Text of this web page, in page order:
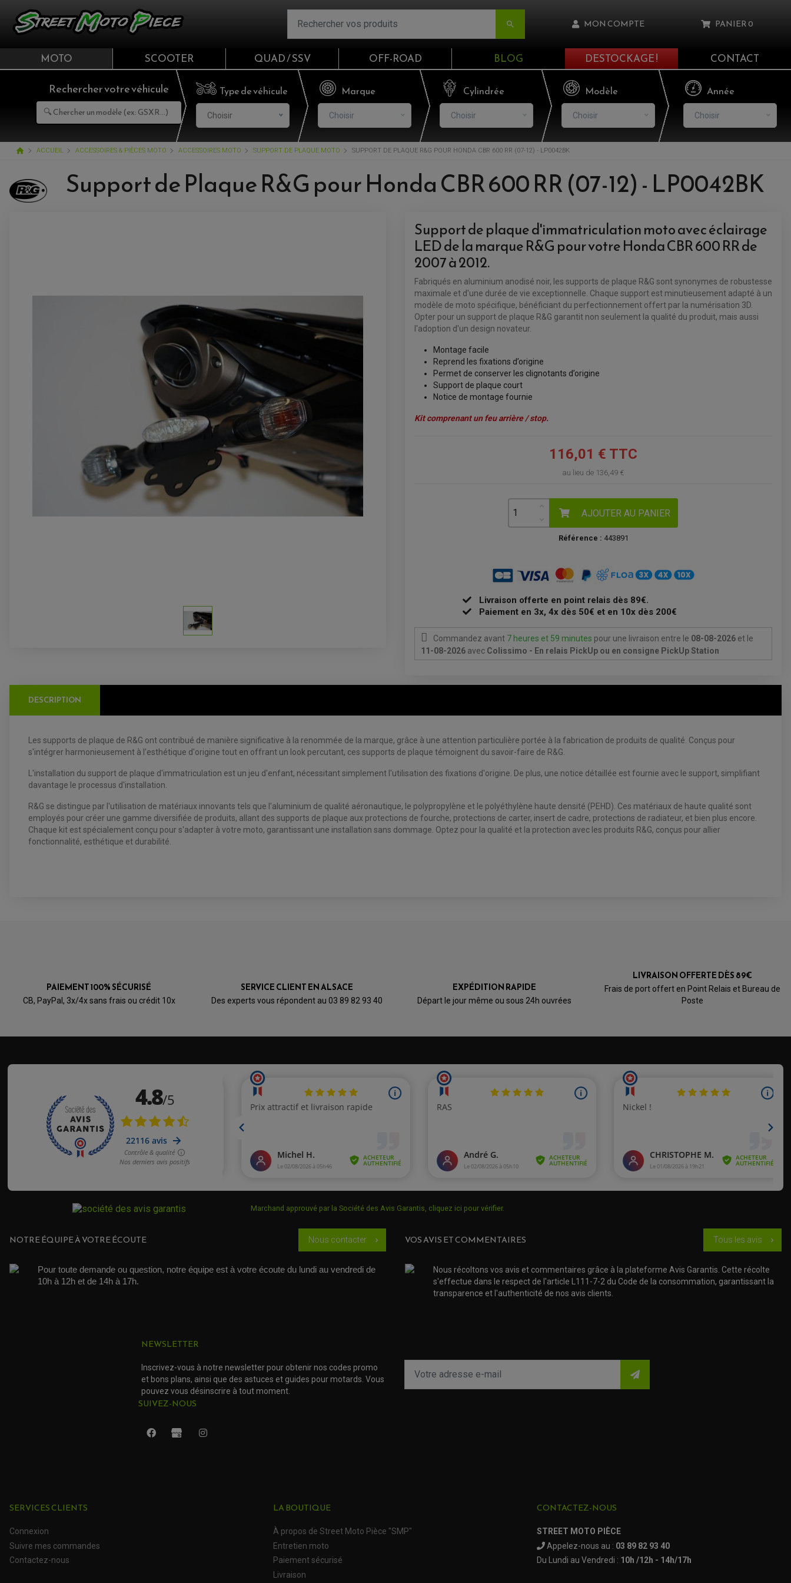
 MON COMPTE
Email
Mot de passe
CONNEXION
S'INSCRIRE
PANIER0
Il n'y a aucun produit dans votre panier
VOIR LE PANIER
MOTO SCOOTER QUAD / SSV OFF-ROAD BLOG DESTOCKAGE ! CONTACT
Rechercher votre véhicule Type de véhicule
Choisir
Marque
Choisir
Cylindrée
Choisir
Modèle
Choisir
Année
Choisir
home ACCUEIL ACCESSOIRES & PIÈCES MOTO ACCESSOIRES MOTO SUPPORT DE PLAQUE MOTO SUPPORT DE PLAQUE R&G POUR HONDA CBR 600 RR (07-12) - LP0042BK
Support de Plaque R&G pour Honda CBR 600 RR (07-12) - LP0042BK
Support de plaque d'immatriculation moto avec éclairage
LED de la marque R&G pour votre Honda CBR 600 RR de
2007 à 2012.
Fabriqués en aluminium anodisé noir, les supports de plaque R&G sont synonymes de robustesse
maximale et d'une durée de vie exceptionnelle. Chaque support est minutieusement adapté à un
modèle de moto spécifique, bénéficiant du perfectionnement offert par la numérisation 3D.
Opter pour un support de plaque R&G garantit non seulement la qualité du produit, mais aussi
l'adoption d'un design novateur.
Montage facile
Reprend les fixations d’origine
Permet de conserver les clignotants d’origine
Support de plaque court
Notice de montage fournie
Kit comprenant un feu arrière / stop.
116,01 € TTC
au lieu de 136,49 €
AJOUTER AU PANIER
Référence : 443891
Livraison offerte en point relais dès 89€.
Paiement en 3x, 4x dès 50€ et en 10x dès 200€
Commandez avant 7 heures et 59 minutes pour une livraison entre le 08-08-2026 et le
11-08-2026 avec Colissimo - En relais PickUp ou en consigne PickUp Station
DESCRIPTION
Les supports de plaque de R&G ont contribué de manière significative à la renommée de la marque, grâce à une attention particulière portée à la fabrication de produits de qualité. Conçus pour
s'intégrer harmonieusement à l'esthétique d'origine tout en offrant un look percutant, ces supports de plaque témoignent du savoir-faire de R&G.
L'installation du support de plaque d'immatriculation est un jeu d'enfant, nécessitant simplement l'utilisation des fixations d'origine. De plus, une notice détaillée est fournie avec le support, simplifiant
davantage le processus d'installation.
R&G se distingue par l'utilisation de matériaux innovants tels que l'aluminium de qualité aéronautique, le polypropylène et le polyéthylène haute densité (PEHD). Ces matériaux de haute qualité sont
employés pour créer une gamme diversifiée de produits, allant des supports de plaque aux protections de fourche, protections de carter, insert de cadre, protections de radiateur, et bien plus encore.
Chaque kit est spécialement conçu pour s'adapter à votre moto, garantissant une installation sans dommage. Optez pour la qualité et la protection avec les produits R&G, conçus pour allier
fonctionnalité, esthétique et durabilité.
PAIEMENT 100% SÉCURISÉ
CB, PayPal, 3x/4x sans frais ou crédit 10x
SERVICE CLIENT EN ALSACE
Des experts vous répondent au 03 89 82 93 40
EXPÉDITION RAPIDE
Départ le jour même ou sous 24h ouvrées
LIVRAISON OFFERTE DÈS 89€
Frais de port offert en Point Relais et Bureau de
Poste
Marchand approuvé par la Société des Avis Garantis, cliquez ici pour vérifier.
NOTRE ÉQUIPE À VOTRE ÉCOUTE Nous contacter chevron_right
Pour toute demande ou question, notre équipe est à votre écoute du lundi au vendredi de
10h à 12h et de 14h à 17h.
VOS AVIS ET COMMENTAIRES Tous les avis chevron_right
Nous récoltons vos avis et commentaires grâce à la plateforme Avis Garantis. Cette récolte
s'effectue dans le respect de l'article L111-7-2 du Code de la consommation, garantissant la
transparence et l'authenticité de nos avis clients.
NEWSLETTER
Inscrivez-vous à notre newsletter pour obtenir nos codes promo
et bons plans, ainsi que des astuces et guides pour motards. Vous
pouvez vous désinscrire à tout moment.
SUIVEZ-NOUS
SERVICES CLIENTS
Connexion
Suivre mes commandes
Contactez-nous
LA BOUTIQUE
À propos de Street Moto Pièce "SMP"
Entretien moto
Paiement sécurisé
Livraison
CONTACTEZ-NOUS
STREET MOTO PIÈCE
Appelez-nous au : 03 89 82 93 40
Du Lundi au Vendredi : 10h /12h - 14h/17h